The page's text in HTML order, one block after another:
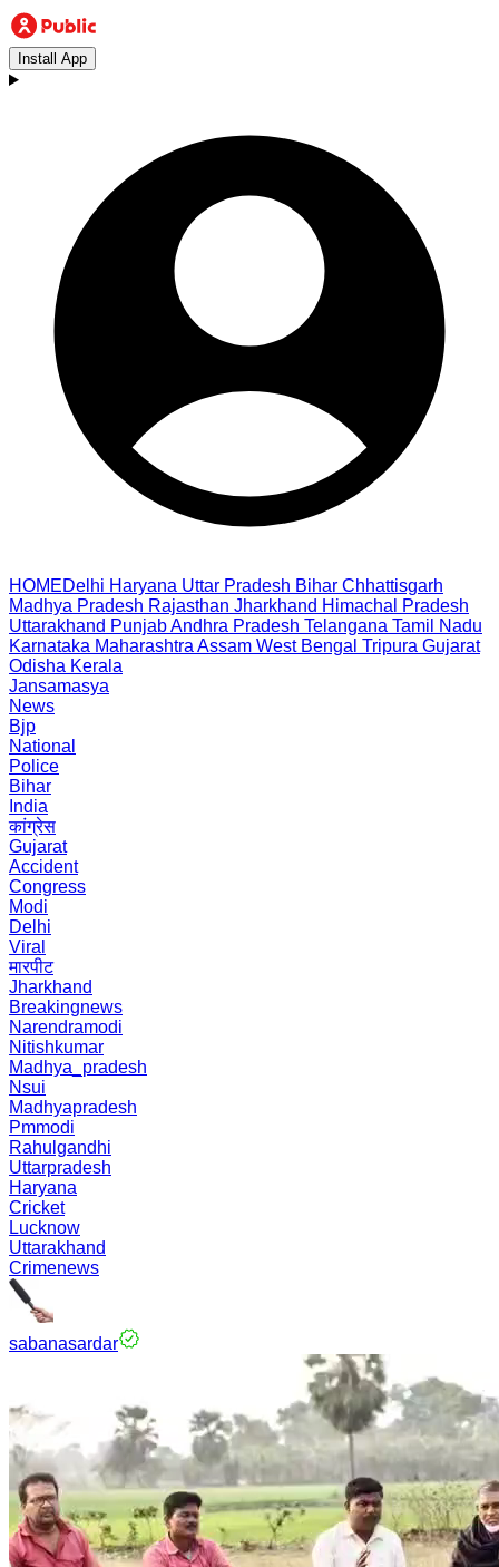
Install App
HOMEDelhi Haryana Uttar Pradesh Bihar Chhattisgarh
Madhya Pradesh Rajasthan Jharkhand Himachal Pradesh
Uttarakhand PunjabAndhra Pradesh Telangana Tamil Nadu
Karnataka Maharashtra Assam West Bengal Tripura Gujarat
Odisha Kerala
Jansamasya
News
Bjp
National
Police
Bihar
India
कांग्रेस
Gujarat
Accident
Congress
Modi
Delhi
Viral
मारपीट
Jharkhand
Breakingnews
Narendramodi
Nitishkumar
Madhya_pradesh
Nsui
Madhyapradesh
Pmmodi
Rahulgandhi
Uttarpradesh
Haryana
Cricket
Lucknow
Uttarakhand
Crimenews
sabanasardar